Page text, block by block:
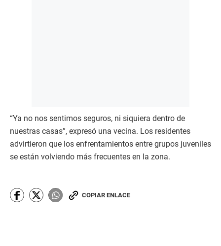
“Ya no nos sentimos seguros, ni siquiera dentro de
nuestras casas”, expresó una vecina. Los residentes
advirtieron que los enfrentamientos entre grupos juveniles
se están volviendo más frecuentes en la zona.
COPIAR ENLACE